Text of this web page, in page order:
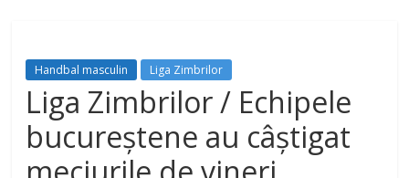
Handbal masculin Liga Zimbrilor
Liga Zimbrilor / Echipele
bucureștene au câștigat